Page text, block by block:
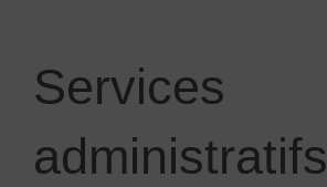
Services
administratifs